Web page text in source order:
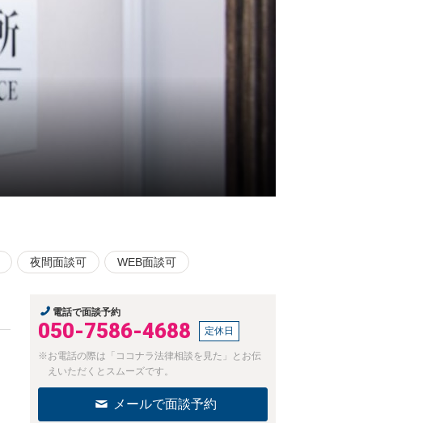
夜間面談可 WEB面談可
電話で面談予約
050-7586-4688 定休日
※お電話の際は「ココナラ法律相談を見た」とお伝
えいただくとスムーズです。
メールで面談予約